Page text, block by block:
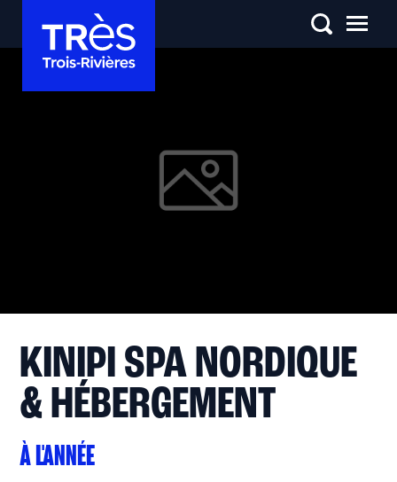
KINIPI SPA NORDIQUE
& HÉBERGEMENT
À L'ANNÉE